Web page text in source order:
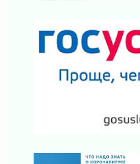
31 июля 2026
Правила для жизни
С рабочим визитом
кораблик Памяти»